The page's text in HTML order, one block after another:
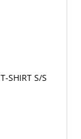
SHIRT S/S